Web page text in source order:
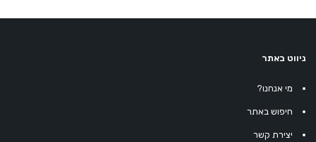
ניווט באתר
מי אנחנו?
חיפוש באתר
יצירת קשר